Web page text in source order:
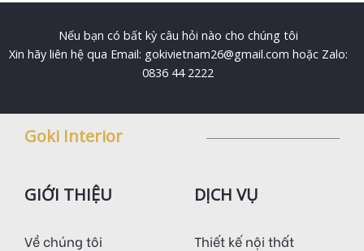
Nếu bạn có bất kỳ câu hỏi nào cho chúng tôi
Xin hãy liên hệ qua Email: gokivietnam26@gmail.com hoặc Zalo:
0836 44 2222
Goki Interior
GIỚI THIỆU
Về chúng tôi
DỊCH VỤ
Thiết kế nội thất